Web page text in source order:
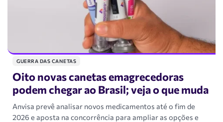
GUERRA DAS CANETAS
Oito novas canetas emagrecedoras
podem chegar ao Brasil; veja o que muda
Anvisa prevê analisar novos medicamentos até o fim de
2026 e aposta na concorrência para ampliar as opções e